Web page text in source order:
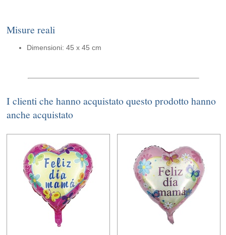
Misure reali
Dimensioni: 45 x 45 cm
I clienti che hanno acquistato questo prodotto hanno
anche acquistato